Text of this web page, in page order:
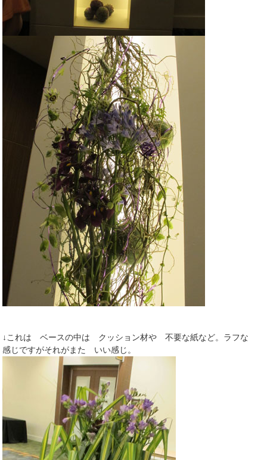
↓これは ベースの中は クッション材や 不要な紙など。ラフな
感じですがそれがまた いい感じ。